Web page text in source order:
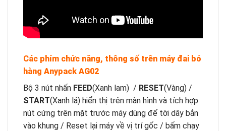
Các phím chức năng, thông số trên máy đai bó
hàng Anypack AG02
Bộ 3 nút nhấn FEED(Xanh lam) / RESET(Vàng) /
START(Xanh lá) hiển thị trên màn hình và tích hợp
nút cứng trên mặt trước máy dùng để tời dây bắn
vào khung / Reset lại máy về vị trí gốc / bấm chạy